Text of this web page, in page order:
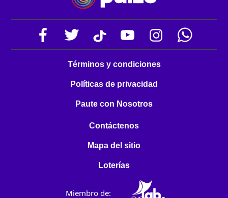
Términos y condiciones
Políticas de privacidad
Paute con Nosotros
Contáctenos
Mapa del sitio
Loterías
Miembro de: